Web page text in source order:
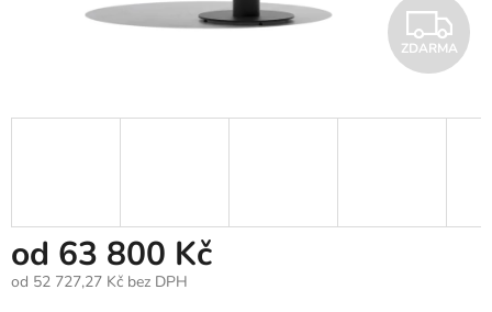
Z
D
A
ZDARMA
od 63 800 Kč
od 52 727,27 Kč bez DPH